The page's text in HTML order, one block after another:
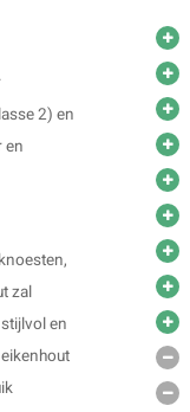
2) en
en
zal
en